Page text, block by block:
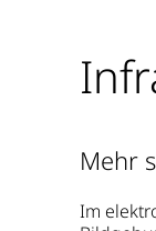
Mehr
Im